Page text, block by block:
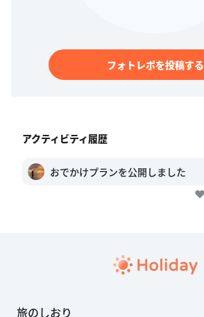
フォトレポを投稿する
アクティビティ履歴
おでかけプランを公開しました
旅のしおり